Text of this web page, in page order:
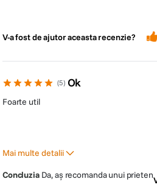
V-a fost de ajutor aceasta recenzie?
5 Ok
Foarte util
Mai multe detalii
Pro
ConcluziaDa, aș recomanda unui prieten